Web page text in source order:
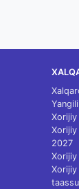
2027
Xorijiy